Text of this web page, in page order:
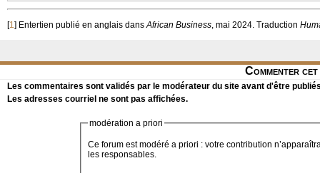
[1] Entertien publié en anglais dansAfrican Business, mai 2024. Traduction
Commenter
Les commentaires sont validés par le modérateur du site avant d'être
Les adresses courriel ne sont pas affichées.
modération a priori
Ce forum est modéré a priori : votre contribution
les responsables.